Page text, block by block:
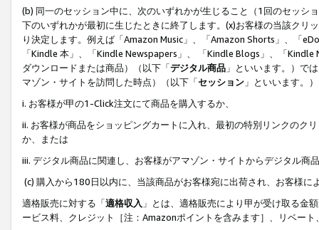
(b) 同一のセッション中に、次のいずれかが生じること（1回のセッシ
下のいずれかが最初に生じたときに終了します。(x)お客様の当該ク
り決定します。例えば「Amazon Music」、「Amazon Shorts」、「
「Kindle 本」、「Kindle Newspapers」、 「Kindle Blogs」、「
ダウンロードまたは商品）（以下「デジタル商品 」といいます。）で
マゾン・サイトを訪問した時点）（以下「セッション 」といいます。
i. お客様が甲の1-Click注文にて商品を購入するか、
ii. お客様が商品をショッピングカートに入れ、最初の特別リンクのク
か、または
iii. デジタル商品に関連し、お客様がアマゾン・サイトからデジタル
(c) 購入から180日以内に、当該商品がお客様宛に出荷され、お客様
適格販売に対する「適格収入 」とは、適格販売により甲が受け取る金
ービス料、クレジット［注：Amazonポイントを含みます］、リベー